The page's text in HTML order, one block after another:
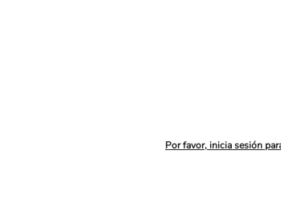
Por favor, inicia sesión